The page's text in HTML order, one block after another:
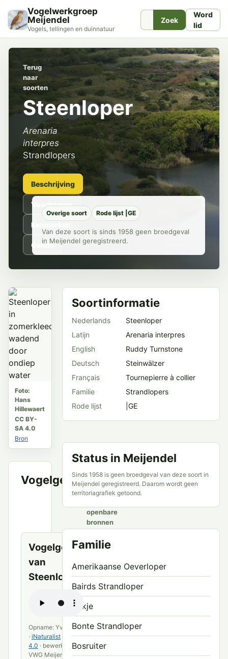
Vogelwerkgroep
Meijendel
Vogels, tellingen en duinnatuur
Zoek
Word
lid
Terug
naar
soorten
Steenloper
Arenaria
interpres
Strandlopers
Beschrijving
Voorkomen
Kenmerken
Geluid
Overige soort Rode lijst |GE
Van deze soort is sinds 1958 geen broedgeval
in Meijendel geregistreerd.
Foto:
Hans
Hillewaert
CC BY-
SA 4.0
Bron
VogelgeluidVWG
Meijendel
openbare
bronnen
Vogelgeluid
van
Steenloper
Opname: Yves Bas
· iNaturalist
CC BY
4.0 · bewerkt door
VWG Meijendel
Soortinformatie
Nederlands
Steenloper
Latijn
Arenaria interpres
English
Ruddy Turnstone
Deutsch
Steinwälzer
Français
Tournepierre à collier
Familie
Strandlopers
Rode lijst
|GE
Status in Meijendel
Sinds 1958 is geen broedgeval van deze soort in
Meijendel geregistreerd. Daarom wordt geen
territoriagrafiek getoond.
Familie
Amerikaanse Oeverloper
Bairds Strandloper
Bokje
Bonte Strandloper
Bosruiter